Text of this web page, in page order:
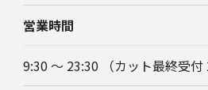
営業時間
9:30 〜 23:30 （カット最終受付